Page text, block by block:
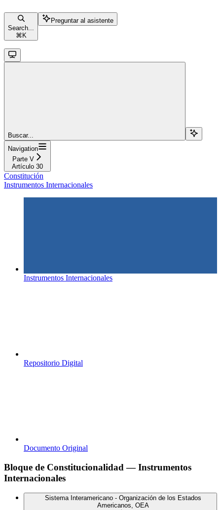
Search...
⌘ K
Preguntar al asistente
Buscar...
Navigation
Parte V
Artículo 30
Constitución
Instrumentos Internacionales
Instrumentos Internacionales
Repositorio Digital
Documento Original
Bloque de Constitucionalidad — Instrumentos
Internacionales
Sistema Interamericano - Organización de los Estados
Americanos, OEA